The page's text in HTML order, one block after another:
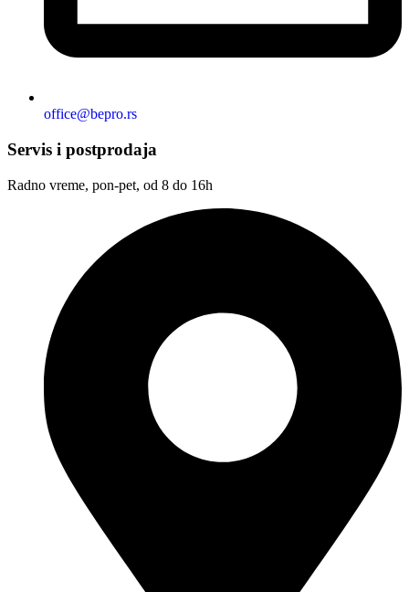
office@bepro.rs
Servis i postprodaja
Radno vreme, pon-pet, od 8 do 16h